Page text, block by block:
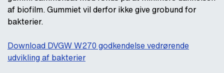
af biofilm. Gummiet vil derfor ikke give grobund for
bakterier.
Download DVGW W270 godkendelse vedrørende
udvikling af bakterier